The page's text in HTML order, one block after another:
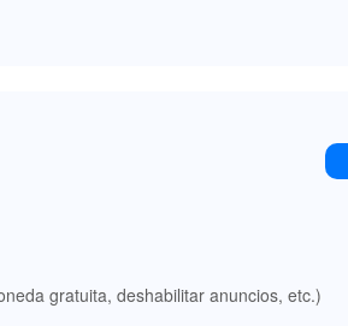
gratuita, deshabilitar anuncios, etc.)